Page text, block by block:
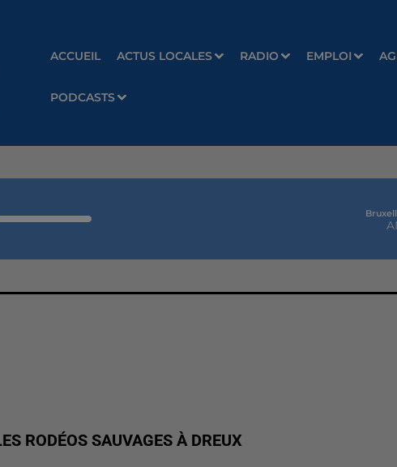
ACCUEIL ACTUS LOCALES RADIO EMPLOI
PODCASTS
RODÉOS SAUVAGES À DREUX